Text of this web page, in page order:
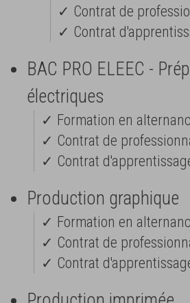
✓ Contrat de
✓ Contrat
BAC PRO ELEEC -
électriques
✓ Formation en
✓ Contrat de
✓ Contrat
Production graphique
✓ Formation en
✓ Contrat de
✓ Contrat